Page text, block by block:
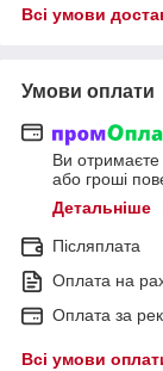
Всі умови
Умови оплати
Ви
або гроші
Детальніше
Післяплата
Оплата на
Оплата за
Всі умови